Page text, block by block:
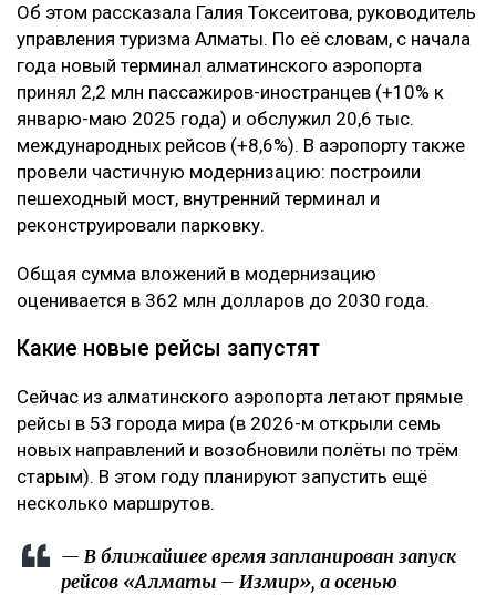
Об этом рассказала Галия Токсеитова, руководитель
управления туризма Алматы. По её словам, с начала
года новый терминал алматинского аэропорта
принял 2,2 млн пассажиров-иностранцев (+10% к
январю-маю 2025 года) и обслужил 20,6 тыс.
международных рейсов (+8,6%). В аэропорту также
провели частичную модернизацию: построили
пешеходный мост, внутренний терминал и
реконструировали парковку.
Общая сумма вложений в модернизацию
оценивается в 362 млн долларов до 2030 года.
Какие новые рейсы запустят
Сейчас из алматинского аэропорта летают прямые
рейсы в 53 города мира (в 2026-м открыли семь
новых направлений и возобновили полёты по трём
старым). В этом году планируют запустить ещё
несколько маршрутов.
— В ближайшее время запланирован запуск
рейсов «Алматы – Измир», а осенью